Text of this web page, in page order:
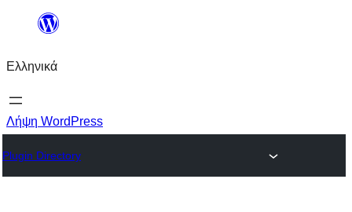
Μετάβαση
περιεχόμενο
Ελληνικά
Λήψη WordPress
Plugin Directory